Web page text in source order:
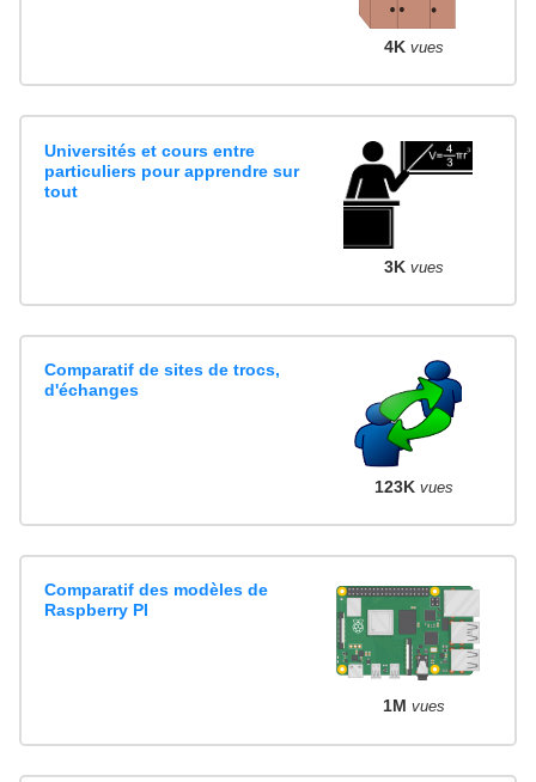
4K vues
Universités et cours entre
particuliers pour apprendre sur
tout
3K vues
Comparatif de sites de trocs,
d'échanges
123K vues
Comparatif des modèles de
Raspberry PI
1M vues